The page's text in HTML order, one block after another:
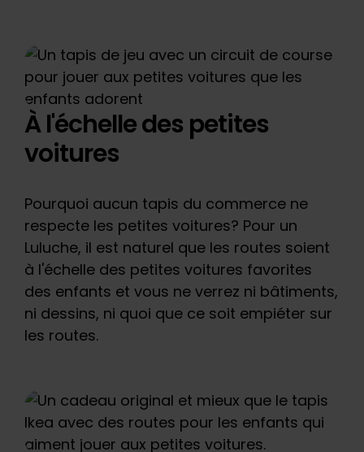
À l'échelle des petites
voitures
Pourquoi aucun tapis du commerce ne
respecte les petites voitures? Pour un
Luluche, il est naturel que les routes soient
à l'échelle des petites voitures favorites
des enfants et vous ne verrez ni bâtiments,
ni dessins, ni quoi que ce soit empiéter sur
les routes.